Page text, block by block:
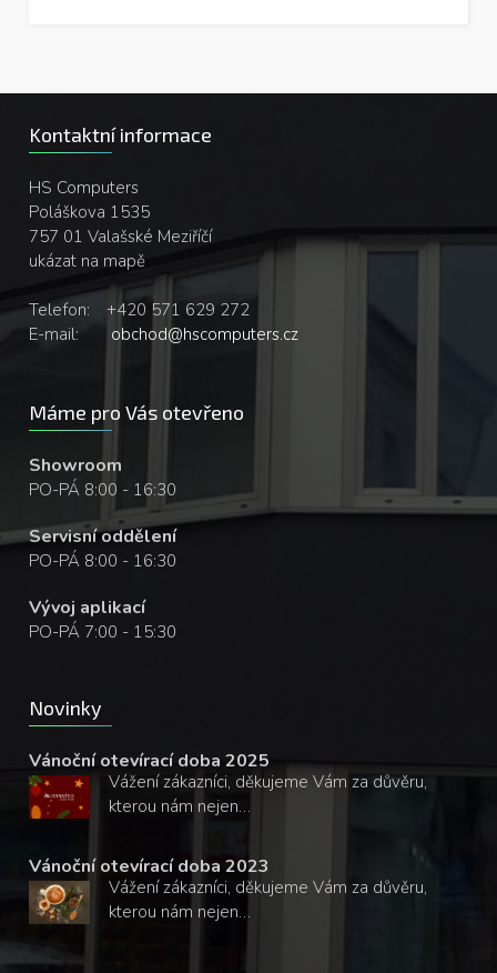
Kontaktní informace
HS Computers
Poláškova 1535
757 01 Valašské Meziříčí
ukázat na mapě
Telefon:
+420 571 629 272
E-mail:
obchod@hscomputers.cz
Máme pro Vás otevřeno
Showroom
PO-PÁ 8:00 - 16:30
Servisní oddělení
PO-PÁ 8:00 - 16:30
Vývoj aplikací
PO-PÁ 7:00 - 15:30
Novinky
Vánoční otevírací doba 2025
Vážení zákazníci, děkujeme Vám za důvěru,
kterou nám nejen…
Vánoční otevírací doba 2023
Vážení zákazníci, děkujeme Vám za důvěru,
kterou nám nejen…